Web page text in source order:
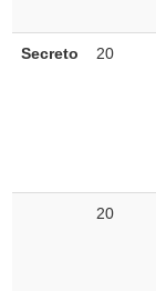
Secreto 20
20